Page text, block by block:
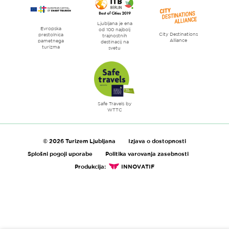
Evropska
prestolnica
pametnega
turizma
Ljubljana je ena
od 100 najbolj
trajnostnih
destinacij na
svetu
City Destinations
Alliance
Safe Travels by
WTTC
© 2026 Turizem Ljubljana
Izjava o dostopnosti
Splošni pogoji uporabe
Politika varovanja zasebnosti
Produkcija:
INNOVATIF